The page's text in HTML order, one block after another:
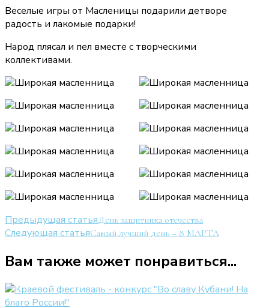
Веселые игры от Масленицы подарили детворе
радость и лакомые подарки!
Народ плясал и пел вместе с творческими
коллективами.
Навигация
по
записям
Предыдущая статьяДень защитника отечества
Следующая статьяСамый лучший день – 8 МАРТА
Вам также может понравиться...